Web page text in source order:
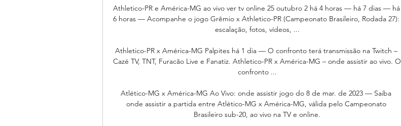
Athletico-PR e América-MG ao vivo ver tv online 25 outubro 2 há 4 horas — há 7 dias — há
6 horas — Acompanhe o jogo Grêmio x Athletico-PR (Campeonato Brasileiro, Rodada 27):
escalação, fotos, vídeos, ...
Athletico-PR x América-MG Palpites há 1 dia — O confronto terá transmissão na Twitch –
Cazé TV, TNT, Furacão Live e Fanatiz. Athletico-PR x América-MG – onde assistir ao vivo. O
confronto ...
Atlético-MG x América-MG Ao Vivo: onde assistir jogo do 8 de mar. de 2023 — Saiba
onde assistir a partida entre Atlético-MG x América-MG, válida pelo Campeonato
Brasileiro sub-20, ao vivo na TV e online.